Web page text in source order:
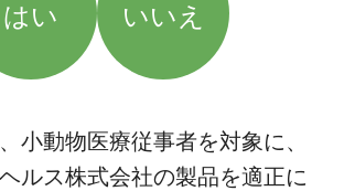
はい いいえ
小動物医療従事者を対象に、
ルス株式会社の製品を適正に